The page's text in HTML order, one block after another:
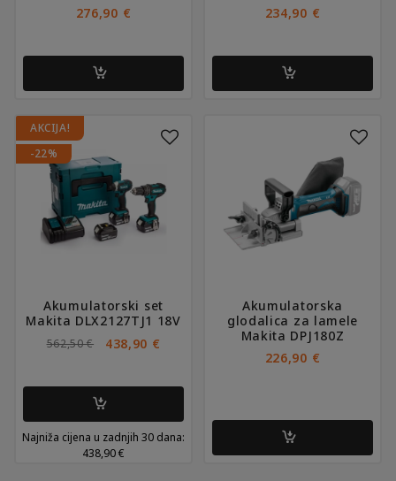
276,90 €
234,90 €
Akumulatorski set
Makita DLX2127TJ1 18V
AKCIJA!
562,50€
IZVORNA
CIJENA
JE:
562,50 €.
438,90 €
438,90 €.
-22%
Najniža cijena u zadnjih 30 dana:
438,90€
Akumulatorska
glodalica za lamele
Makita DPJ180Z
226,90 €